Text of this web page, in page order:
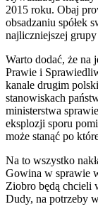
2015 roku. Obaj
obsadzaniu spółek
najliczniejszej
Warto dodać, że na
Prawie i
kanale drugim
stanowiskach
ministerstwa
eksplozji sporu
może stanąć po
Na to wszystko
Gowina w sprawie
Ziobro będą chcieli
Dudy, na potrzeby